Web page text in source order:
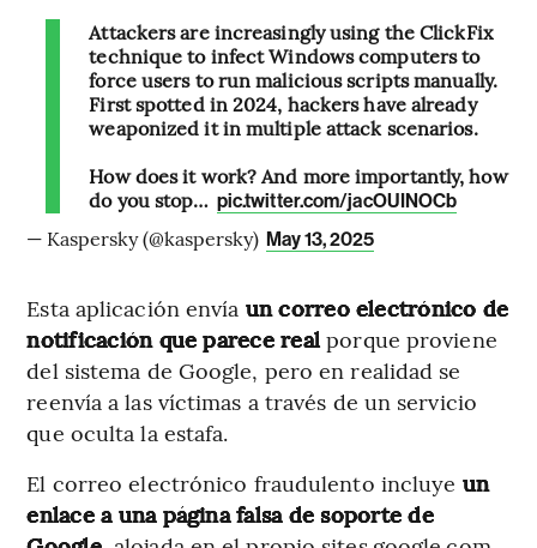
Attackers are increasingly using the ClickFix
technique to infect Windows computers to
force users to run malicious scripts manually.
First spotted in 2024, hackers have already
weaponized it in multiple attack scenarios.
How does it work? And more importantly, how
do you stop… pic.twitter.com/jacOUINOCb
— Kaspersky (@kaspersky) May 13, 2025
Esta aplicación envía un correo electrónico de
notificación que parece real porque proviene
del sistema de Google, pero en realidad se
reenvía a las víctimas a través de un servicio
que oculta la estafa.
El correo electrónico fraudulento incluye un
enlace a una página falsa de soporte de